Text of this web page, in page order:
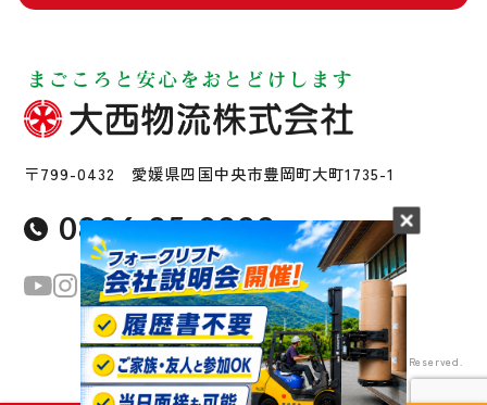
〒799-0432 愛媛県四国中央市豊岡町大町1735-1
0896-25-0222
Copyright © Ohnishi Butsuryu Co., Ltd All Rights Reserved.